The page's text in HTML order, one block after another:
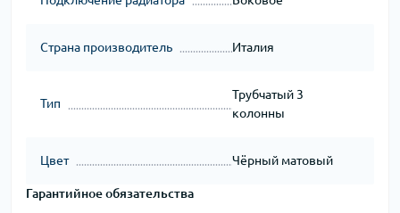
Страна производитель Италия
Тип
Трубчатый 3
колонны
Цвет Чёрный матовый
Гарантийное обязательства